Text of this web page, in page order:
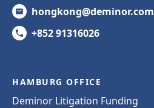
hongkong@deminor.com
+852 91316026
HAMBURG OFFICE
Deminor Litigation Funding